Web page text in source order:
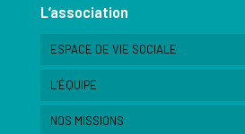
L’association
ESPACE DE VIE SOCIALE
L’ÉQUIPE
NOS MISSIONS